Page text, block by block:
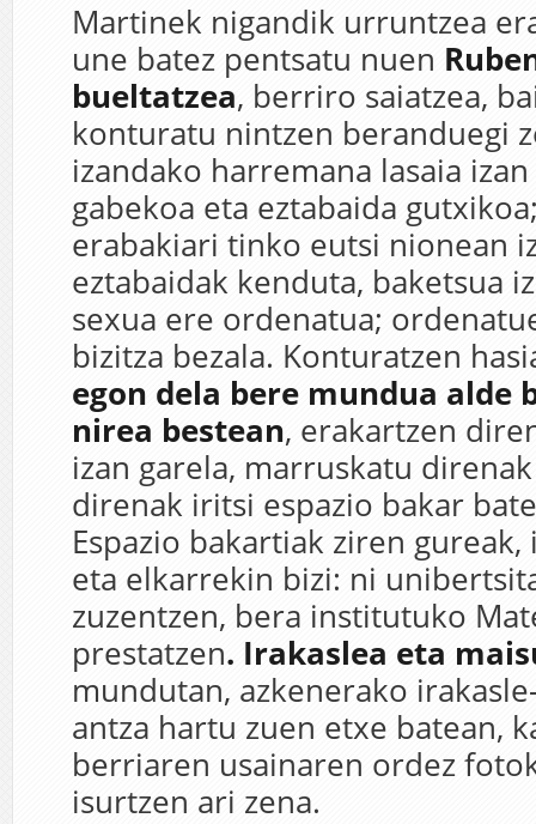
Martinek nigandik urruntzea
une batez pentsatu nuen
bueltatzea, berriro saiatzea,
konturatu nintzen beranduegi
izandako harremana lasaia
gabekoa eta eztabaida
erabakiari tinko eutsi nionean
eztabaidak kenduta, baketsua
sexua ere ordenatua;
bizitza bezala. Konturatzen
egon dela bere mundua alde
nirea bestean, erakartzen
izan garela, marruskatu
direnak iritsi espazio bakar
Espazio bakartiak ziren gureak,
eta elkarrekin bizi: ni
zuzentzen, bera institutuko
prestatzen. Irakaslea eta
mundutan, azkenerako
antza hartu zuen etxe batean,
berriaren usainaren ordez
isurtzen ari zena.